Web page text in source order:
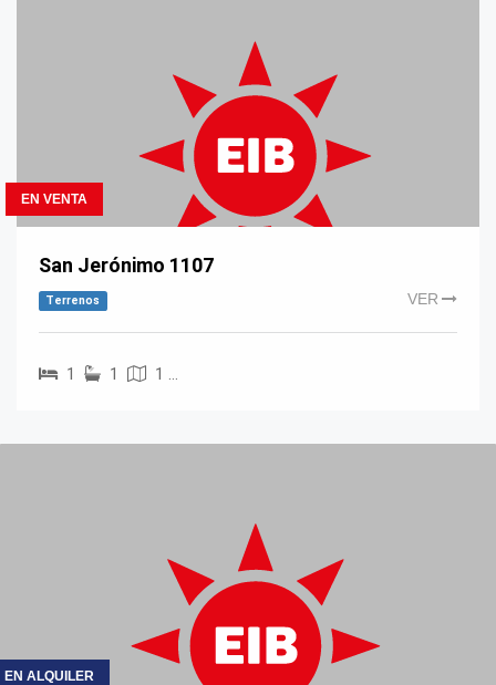
EN VENTA
San Jerónimo 1107
Terrenos VER
1 1 1 …
EN ALQUILER